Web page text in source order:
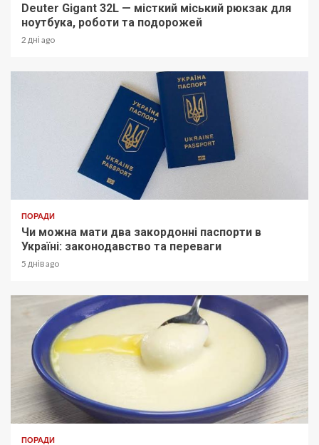
Deuter Gigant 32L — місткий міський рюкзак для
ноутбука, роботи та подорожей
2 дні ago
ПОРАДИ
Чи можна мати два закордонні паспорти в
Україні: законодавство та переваги
5 днів ago
ПОРАДИ